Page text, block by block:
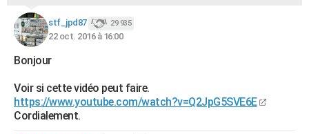
Destinations
City break
Voyage nature
Voyage de noces
Forum
Climat
PHOTO
GUIDES D'ACHAT
CARTE DE VOEUX
stf_jpd87 29 935
22 oct. 2016 à 16:00
Bonjour
Voir si cette vidéo peut faire.
https://www.youtube.com/watch?v=Q2JpG5SVE6E
Cordialement.